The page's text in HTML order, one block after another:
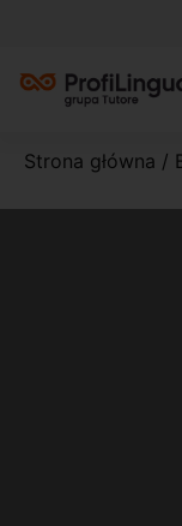
Strona główna /